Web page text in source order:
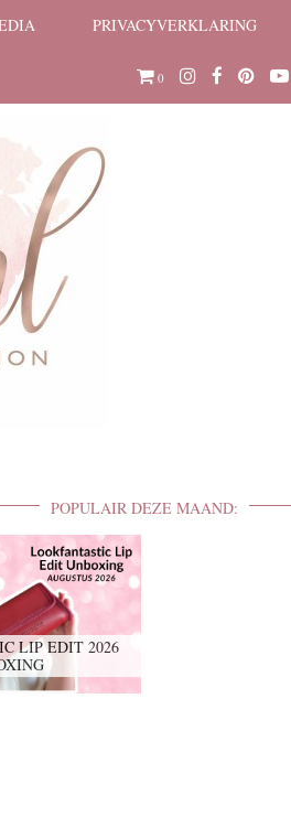
PRIVACYVERKLARING
0
POPULAIR DEZE MAAND:
LIP EDIT 2026